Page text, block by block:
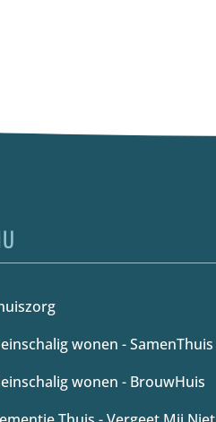
wonen - SamenThuis
wonen - BrouwHuis